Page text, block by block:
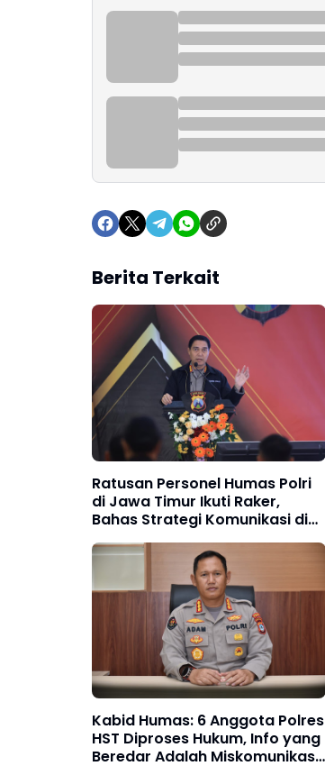
Berita Terkait
Ratusan Personel Humas Polri
di Jawa Timur Ikuti Raker,
Bahas Strategi Komunikasi di
Era Digital
Kabid Humas: 6 Anggota Polres
HST Diproses Hukum, Info yang
Beredar Adalah Miskomunikasi,